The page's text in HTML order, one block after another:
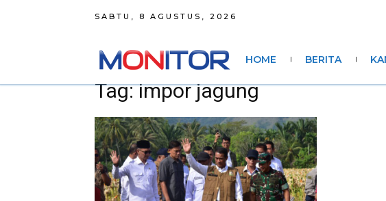
SABTU, 8 AGUSTUS, 2026
HOME BERITA
Tag: impor jagung